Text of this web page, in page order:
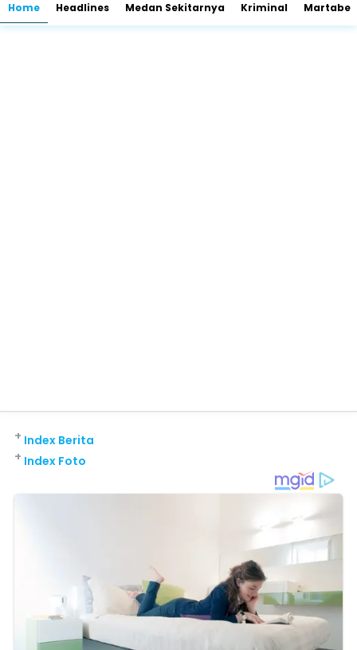
Home Headlines Medan Sekitarnya Kriminal Martabe
Index Berita
+
Index Foto
+